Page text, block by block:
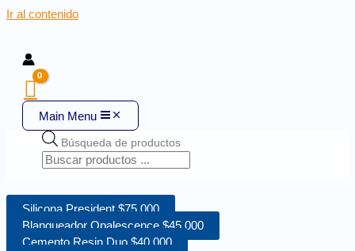
Ir al contenido
Main Menu
Búsqueda de productos
Silicona President $75.000
Blanqueador Opalescence $45.000
Cemento Resin Duo $40.000